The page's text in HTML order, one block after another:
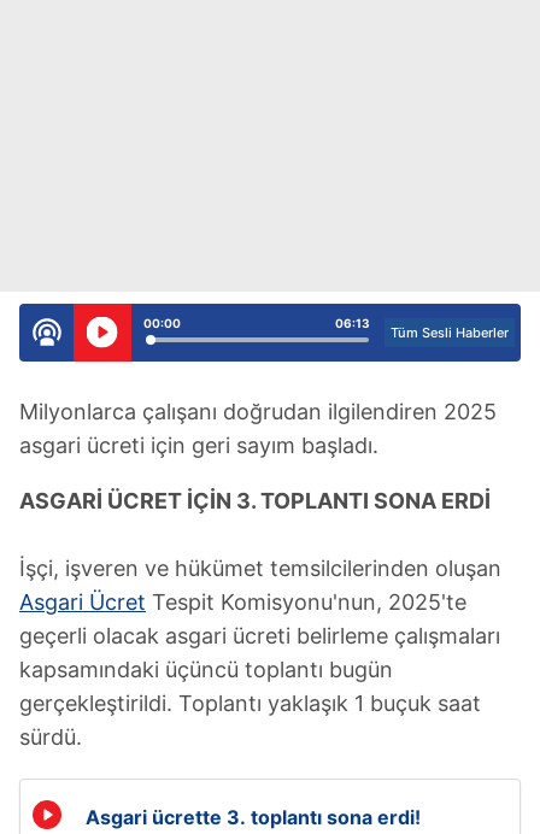
06:13
00:00
Tüm Sesli Haberler
Milyonlarca çalışanı doğrudan ilgilendiren 2025
asgari ücreti için geri sayım başladı.
ASGARİ ÜCRET İÇİN 3. TOPLANTI SONA ERDİ
İşçi, işveren ve hükümet temsilcilerinden oluşan
Asgari Ücret Tespit Komisyonu'nun, 2025'te
geçerli olacak asgari ücreti belirleme çalışmaları
kapsamındaki üçüncü toplantı bugün
gerçekleştirildi. Toplantı yaklaşık 1 buçuk saat
sürdü.
Asgari ücrette 3. toplantı sona erdi!